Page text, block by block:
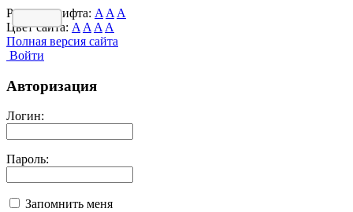
Размер шрифта: A A A
Цвет сайта: A A A A
Полная версия сайта
Войти
Авторизация
Логин:
Пароль:
Запомнить меня